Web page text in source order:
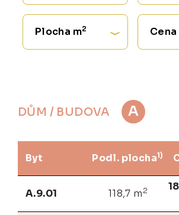
Plocha m2 Cena
DŮM / BUDOVA A
Byt Podl. plocha1)
A.9.01 118,7 m 2